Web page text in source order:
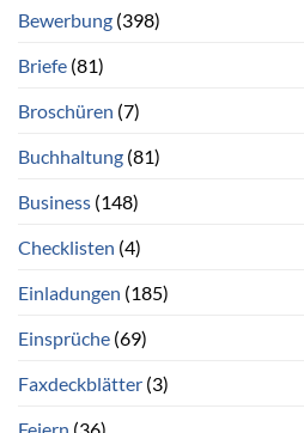
Bewerbung (398)
Briefe (81)
Broschüren (7)
Buchhaltung (81)
Business (148)
Checklisten (4)
Einladungen (185)
Einsprüche (69)
Faxdeckblätter (3)